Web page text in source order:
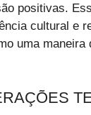
positivas.
cultural e
uma maneira